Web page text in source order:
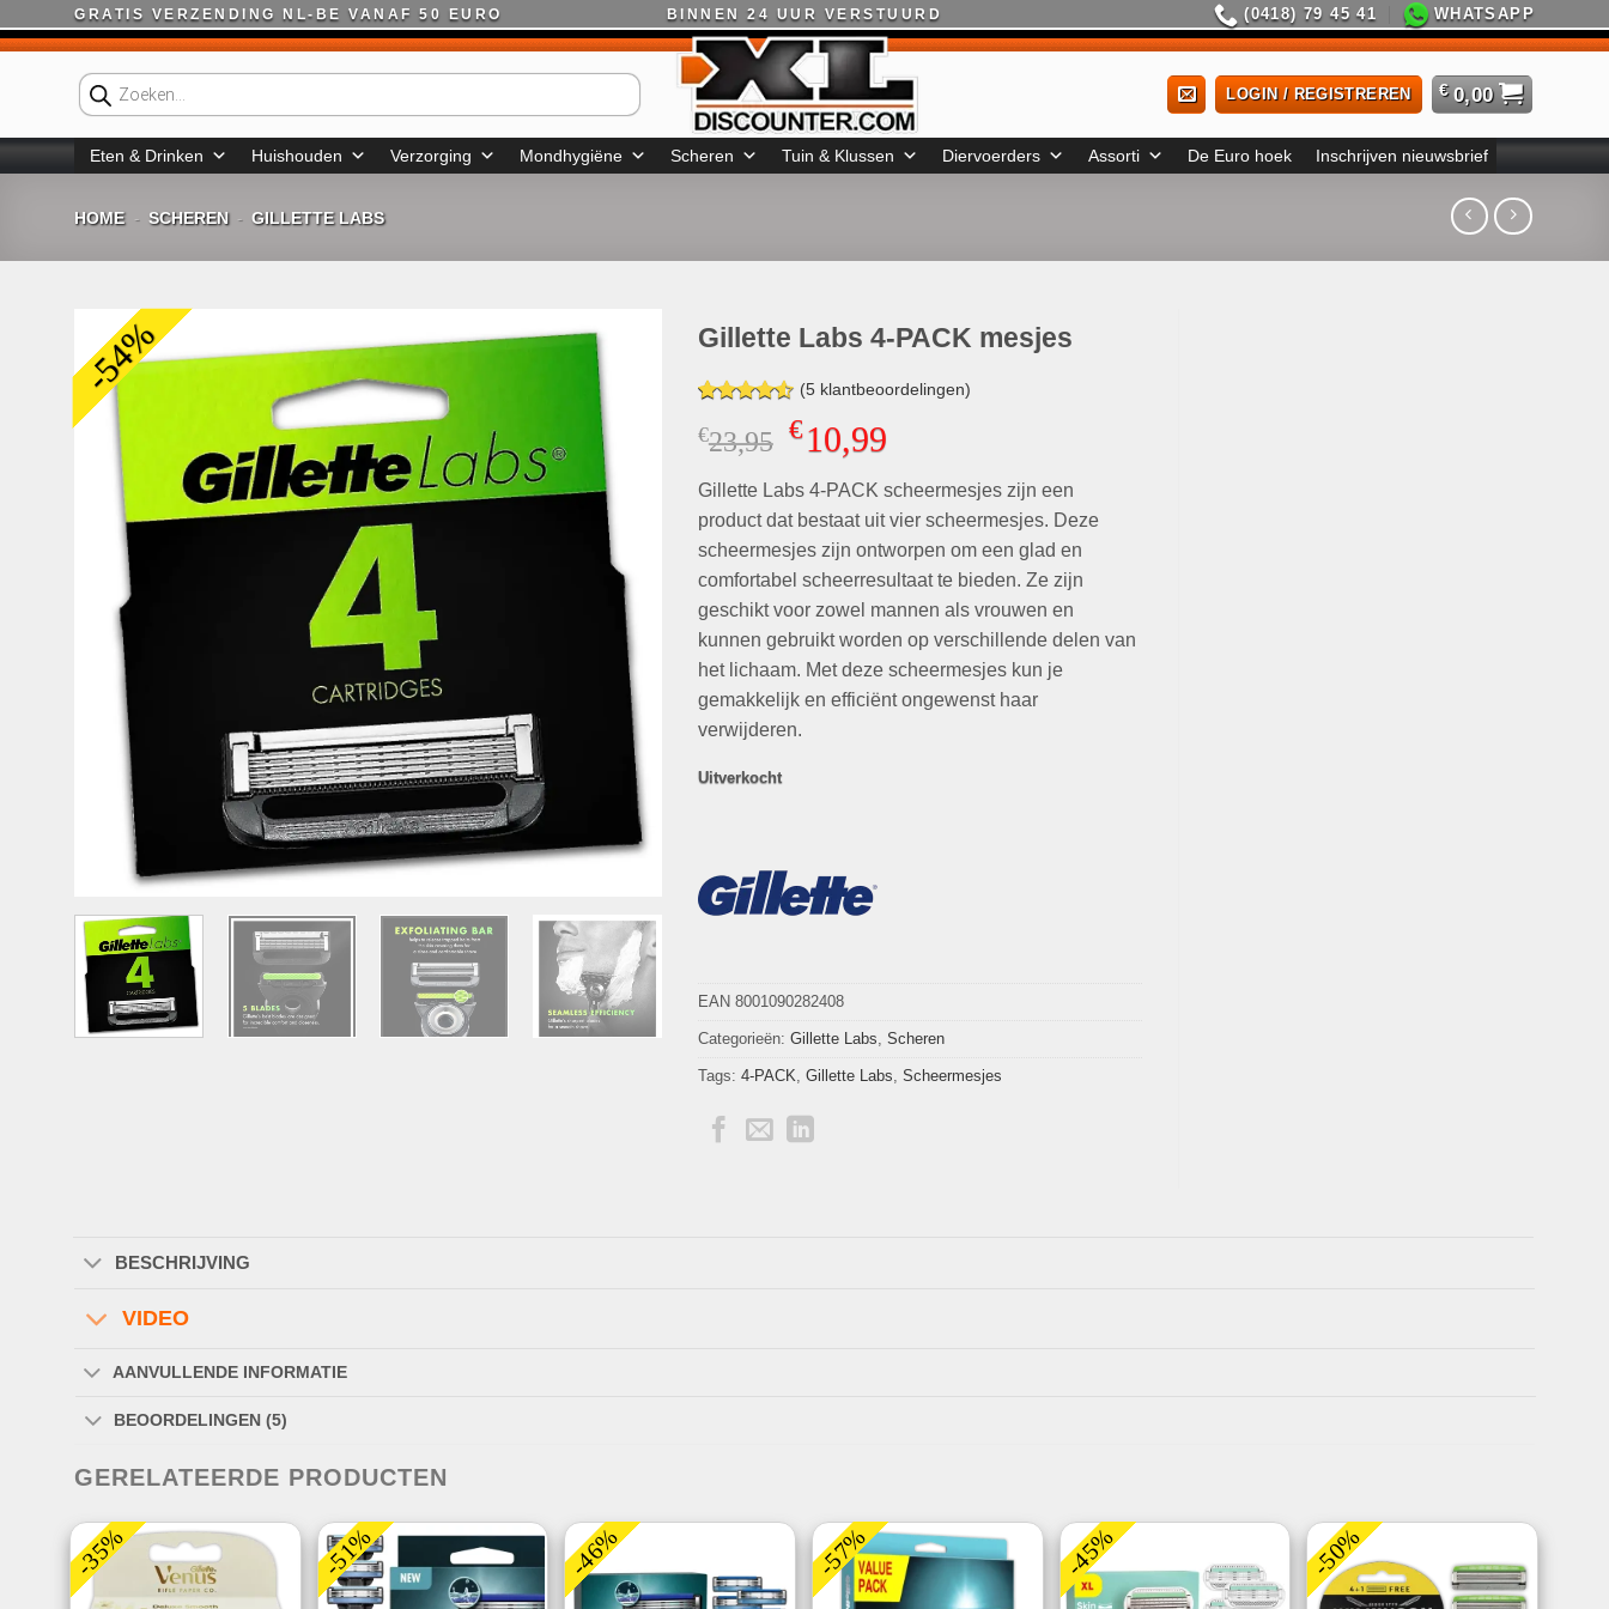
naar
GRATIS VERZENDING NL-BE VANAF 50 EURO BINNEN 24 UUR VERSTUURD (0418) 79 45 41 WHATSAPP
Producten
zoeken
LOGIN / REGISTREREN € 0,00
Eten & Drinken Huishouden Verzorging Mondhygiëne Scheren Tuin & Klussen Diervoerders Assorti De Euro hoek Inschrijven nieuwsbrief
HOME - SCHEREN - GILLETTE LABS
-54% Gillette Labs 4-PACK mesjes
Gewaardeerd
4.50op 5
gebaseerd
waarderingen
(5klantbeoordelingen)
€23,95 Oorspronkelijke
was:
€23,95.
€10,99Huidige
is:
€10,99.
Gillette Labs 4-PACK scheermesjes zijn een
product dat bestaat uit vier scheermesjes. Deze
scheermesjes zijn ontworpen om een glad en
comfortabel scheerresultaat te bieden. Ze zijn
geschikt voor zowel mannen als vrouwen en
kunnen gebruikt worden op verschillende delen van
het lichaam. Met deze scheermesjes kun je
gemakkelijk en efficiënt ongewenst haar
verwijderen.
Uitverkocht
EAN 8001090282408
Categorieën: Gillette Labs, Scheren
Tags: 4-PACK, Gillette Labs, Scheermesjes
BESCHRIJVING
VIDEO
AANVULLENDE INFORMATIE
BEOORDELINGEN (5)
GERELATEERDE PRODUCTEN
-35% -51% -46% -57% -45% -50%